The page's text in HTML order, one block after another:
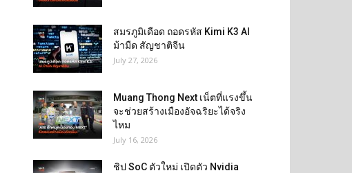
สมรภูมิเดือด ถอดรหัส Kimi K3 AI
ม้ามืด สัญชาติจีน
July 27, 2026
Muang Thong Next เน็ตที่แรงขึ้น
จะช่วยสร้างเมืองอัจฉริยะได้จริง
ไหม
July 16, 2026
ชิป SoC ตัวใหม่ เปิดตัว Nvidia